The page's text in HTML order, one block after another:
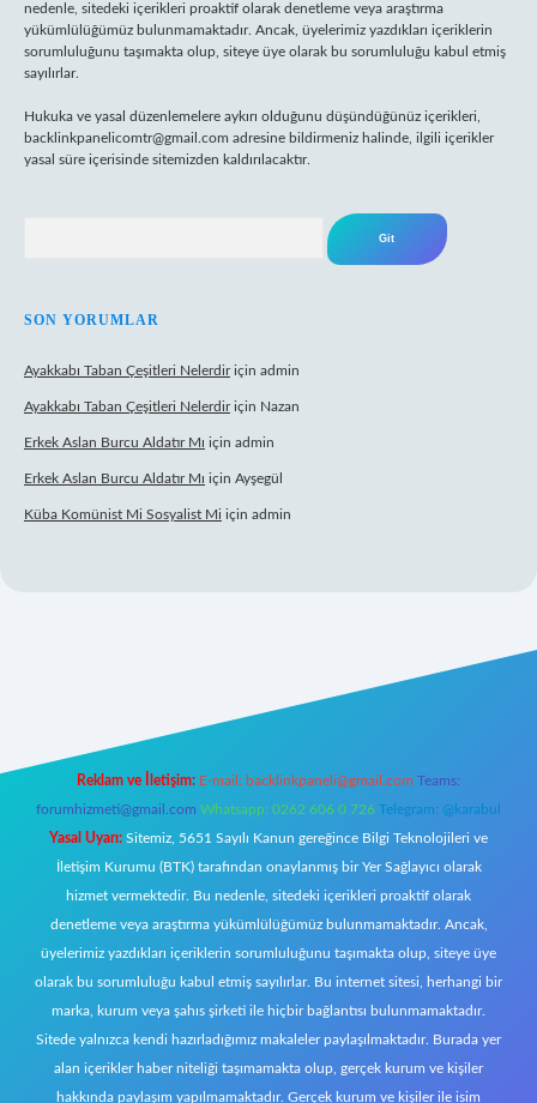
nedenle, sitedeki içerikleri proaktif olarak denetleme veya araştırma
yükümlülüğümüz bulunmamaktadır. Ancak, üyelerimiz yazdıkları içeriklerin
sorumluluğunu taşımakta olup, siteye üye olarak bu sorumluluğu kabul etmiş
sayılırlar.
Hukuka ve yasal düzenlemelere aykırı olduğunu düşündüğünüz içerikleri,
backlinkpanelicomtr@gmail.com adresine bildirmeniz halinde, ilgili içerikler
yasal süre içerisinde sitemizden kaldırılacaktır.
SON YORUMLAR
Ayakkabı Taban Çeşitleri Nelerdiriçin admin
Ayakkabı Taban Çeşitleri Nelerdiriçin Nazan
Erkek Aslan Burcu Aldatır Mı için admin
Erkek Aslan Burcu Aldatır Mı için Ayşegül
Küba Komünist Mi Sosyalist Mi için admin
Reklam ve İletişim: E-mail: backlinkpaneli@gmail.com Teams:
forumhizmeti@gmail.com Whatsapp: 0262 606 0 726 Telegram: @karabul
Yasal Uyarı: Sitemiz, 5651 Sayılı Kanun gereğince Bilgi Teknolojileri ve
İletişim Kurumu (BTK) tarafından onaylanmış bir Yer Sağlayıcı olarak
hizmet vermektedir. Bu nedenle, sitedeki içerikleri proaktif olarak
denetleme veya araştırma yükümlülüğümüz bulunmamaktadır. Ancak,
üyelerimiz yazdıkları içeriklerin sorumluluğunu taşımakta olup, siteye üye
olarak bu sorumluluğu kabul etmiş sayılırlar. Bu internet sitesi, herhangi bir
marka, kurum veya şahıs şirketi ile hiçbir bağlantısı bulunmamaktadır.
Sitede yalnızca kendi hazırladığımız makaleler paylaşılmaktadır. Burada yer
alan içerikler haber niteliği taşımamakta olup, gerçek kurum ve kişiler
hakkında paylaşım yapılmamaktadır. Gerçek kurum ve kişiler ile isim